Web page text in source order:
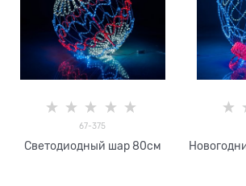
67-375
Светодиодный шар 80см